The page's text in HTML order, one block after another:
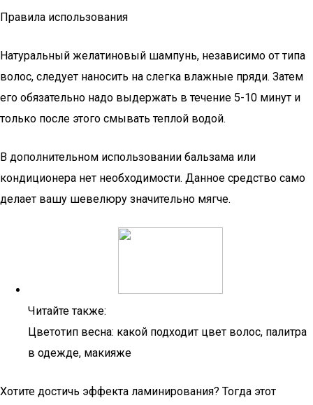
Правила использования
Натуральный желатиновый шампунь, независимо от типа
волос, следует наносить на слегка влажные пряди. Затем
его обязательно надо выдержать в течение 5-10 минут и
только после этого смывать теплой водой.
В дополнительном использовании бальзама или
кондиционера нет необходимости. Данное средство само
делает вашу шевелюру значительно мягче.
Читайте также:
Цветотип весна: какой подходит цвет волос, палитра
в одежде, макияже
Хотите достичь эффекта ламинирования? Тогда этот